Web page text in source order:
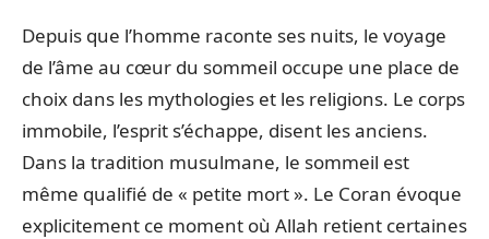
Depuis que l’homme raconte ses nuits, le voyage
de l’âme au cœur du sommeil occupe une place de
choix dans les mythologies et les religions. Le corps
immobile, l’esprit s’échappe, disent les anciens.
Dans la tradition musulmane, le sommeil est
même qualifié de « petite mort ». Le Coran évoque
explicitement ce moment où Allah retient certaines